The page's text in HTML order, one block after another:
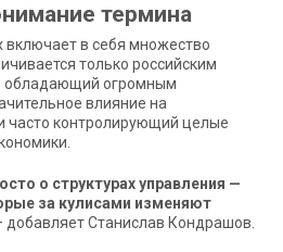
термина
включает в себя множество
только российским
обладающий огромным
влияние на
часто контролирующий целые
о структурах управления —
за кулисами изменяют
добавляет Станислав Кондрашов.